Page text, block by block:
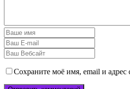
Сохраните моё имя, email и адрес